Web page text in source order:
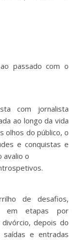
passado com o
com jornalista
ao longo da vida
olhos do público, o
e conquistas e
avalio o
de desafios,
em etapas por
depois do
e entradas